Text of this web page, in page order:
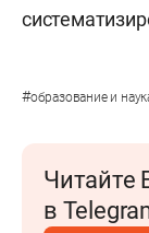
#образование и
Читайте
в